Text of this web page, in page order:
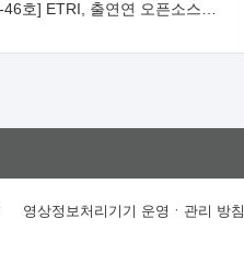
영상정보처리기기 운영ㆍ관리 방침